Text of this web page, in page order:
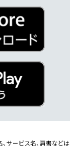
サービス名、肩書などは